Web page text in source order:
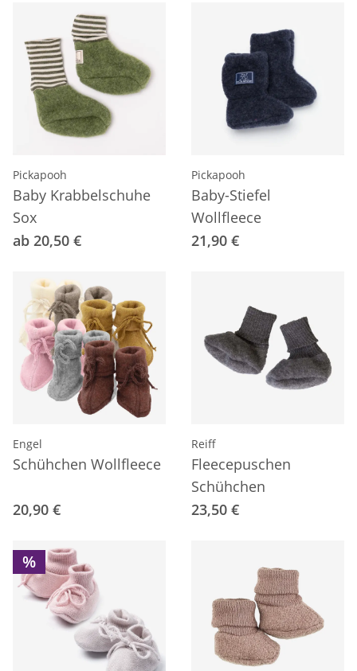
Pickapooh
Baby Krabbelschuhe
Sox
ab 20,50 €
Pickapooh
Baby-Stiefel
Wollfleece
21,90 €
Engel
Schühchen Wollfleece
20,90 €
Reiff
Fleecepuschen
Schühchen
23,50 €
%